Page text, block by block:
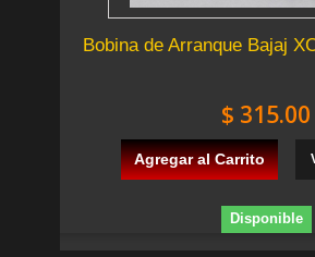
Bobina de Arranque Bajaj
$ 315.00
Agregar al Carrito
Disponible